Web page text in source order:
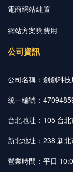
電商網站建置
網站方案與費用
公司資訊
公司名稱：創創科
統一編號：
台北地址：105 台
新北地址：238 新
營業時間：平日